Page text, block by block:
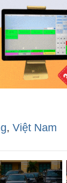
, Việt Nam